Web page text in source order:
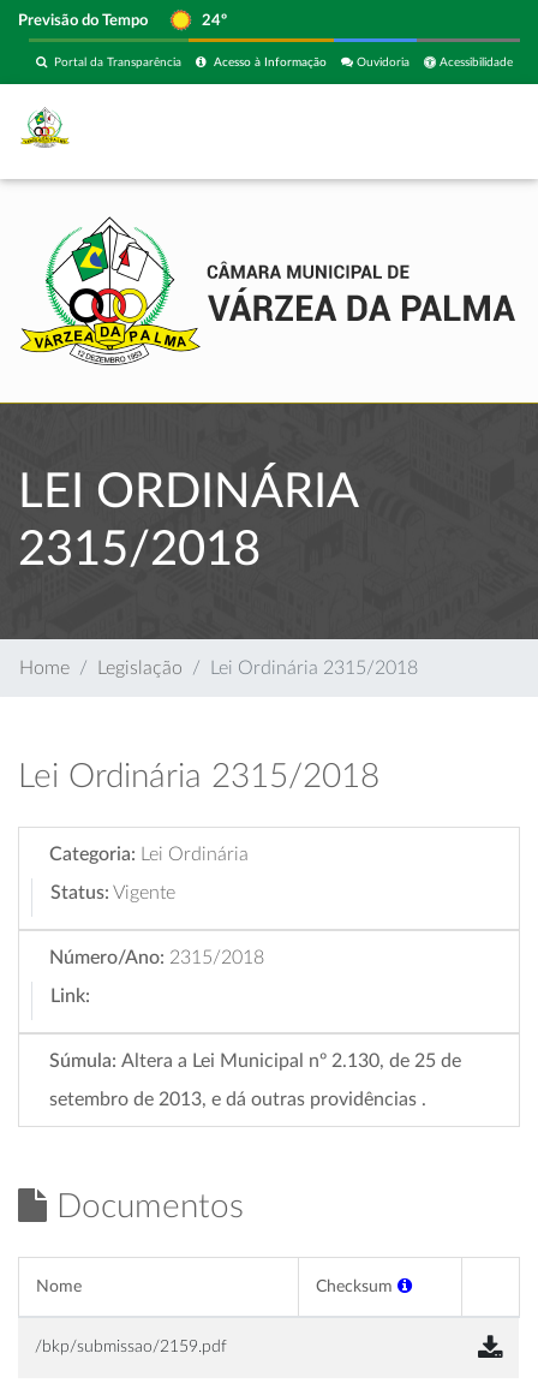
Previsão do Tempo 24º
Acessibilidade
Ouvidoria
Acesso à Informação
Portal da Transparência
LEI ORDINÁRIA
2315/2018
Home Legislação Lei Ordinária 2315/2018
Lei Ordinária 2315/2018
Categoria:
Lei Ordinária
Status: Vigente
Número/Ano: 2315/2018
Link:
Súmula: Altera a Lei Municipal nº 2.130, de 25 de
setembro de 2013, e dá outras providências .
Documentos
Nome Checksum
/bkp/submissao/2159.pdf